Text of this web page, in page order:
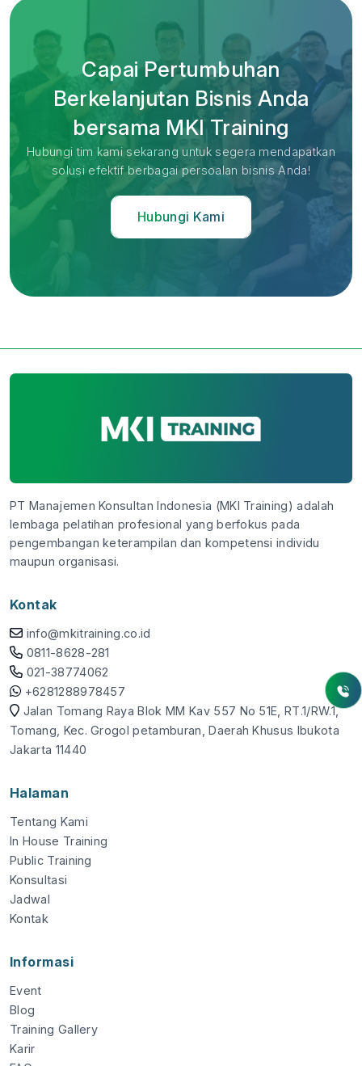
Capai Pertumbuhan
Berkelanjutan Bisnis Anda
bersama MKI Training
Hubungi tim kami sekarang untuk segera mendapatkan
solusi efektif berbagai persoalan bisnis Anda!
Hubungi Kami
PT Manajemen Konsultan Indonesia (MKI Training) adalah
lembaga pelatihan profesional yang berfokus pada
pengembangan keterampilan dan kompetensi individu
maupun organisasi.
Kontak
info@mkitraining.co.id
0811-8628-281
021-38774062
+6281288978457
Jalan Tomang Raya Blok MM Kav 557 No 51E, RT.1/RW.1,
Tomang, Kec. Grogol petamburan, Daerah Khusus Ibukota
Jakarta 11440
Halaman
Tentang Kami
In House Training
Public Training
Konsultasi
Jadwal
Kontak
Informasi
Event
Blog
Training Gallery
Karir